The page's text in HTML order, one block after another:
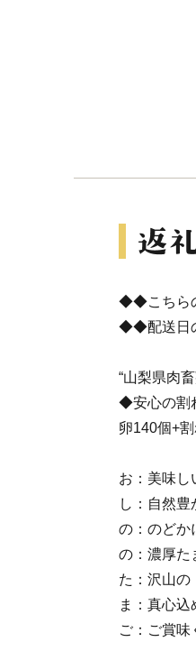
◆◆こちら
◆◆配送日
“山梨県肉
◆安心の割
卵140個+
お：美味し
し：自然豊
の：のどか
の：濃厚た
た：沢山の
ま：真心込
ご：ご賞味